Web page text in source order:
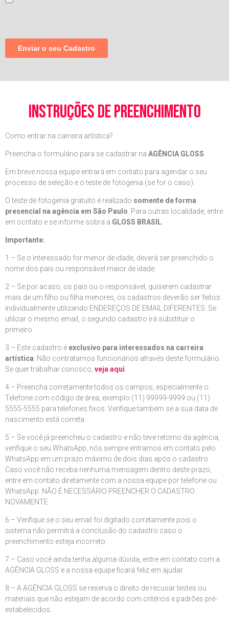
instruções de preenchimento
Como entrar na carreira artística?
Preencha o formulário para se cadastrar na AGÊNCIA GLOSS
Em breve nossa equipe entrará em contato para agendar o seu
processo de seleção e o teste de fotogenia (se for o caso).
O teste de fotogenia gratuito é realizado somente de forma
presencial na agência em São Paulo . Para outras localidade, entre
em ocntato e se informe sobra a GLOSS BRASIL
Importante:
1 – Se o interessado for menor de idade, deverá ser preenchido o
nome dos pais ou responsável maior de idade.
2 – Se por acaso, os pais ou o responsável, quiserem cadastrar
mais de um filho ou filha menores, os cadastros deverão ser feitos
individualmente utilizando ENDEREÇOS DE EMAIL DIFERENTES. Se
utilizar o mesmo email, o segundo cadastro irá substituir o
primeiro.
3 – Este cadastro é exclusivo para interessados na carreira
artística . Não contratamos funcionários através deste formulário.
Se quer trabalhar conosco, veja aqui
4 – Preencha corretamente todos os campos, especialmente o
Telefone com código de área, exemplo (11) 99999-9999 ou (11)
5555-5555 para telefones fixos. Verifique também se a sua data de
nascimento está correta.
5 – Se você já preencheu o cadastro e não teve retorno da agência,
verifique o seu WhatsApp, nós sempre entramos em contato pelo
WhatsApp em um prazo máximo de dois dias após o cadastro.
Caso você não receba nenhuma mensagem dentro deste prazo,
entre em contato diretamente com a nossa equipe por telefone ou
WhatsApp. NÃO É NECESSÁRIO PREENCHER O CADASTRO
NOVAMENTE.
6 – Verifique se o seu email foi digitado corretamente pois o
sistema não permitrá a conclusão do cadastro caso o
preenchimento esteja incorreto.
7 – Caso você ainda tenha alguma dúvida, entre em contato com a
AGÊNCIA GLOSS e a nossa equipe ficará feliz em ajudar.
8 – A AGÊNCIA GLOSS se reserva o direito de recusar testes ou
materiais que não estejam de acordo com critérios e padrões pré-
estabelecidos.